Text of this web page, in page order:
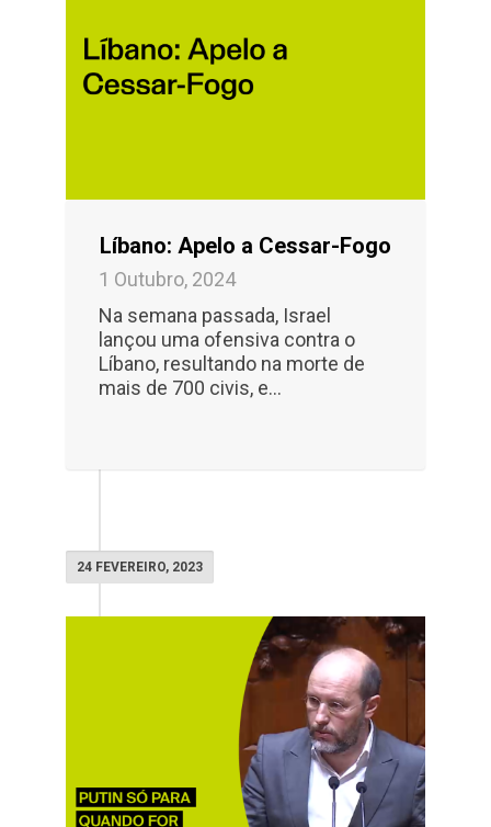
Líbano: Apelo a Cessar-Fogo
1 Outubro, 2024
Na semana passada, Israel
lançou uma ofensiva contra o
Líbano, resultando na morte de
mais de 700 civis, e...
24 FEVEREIRO, 2023